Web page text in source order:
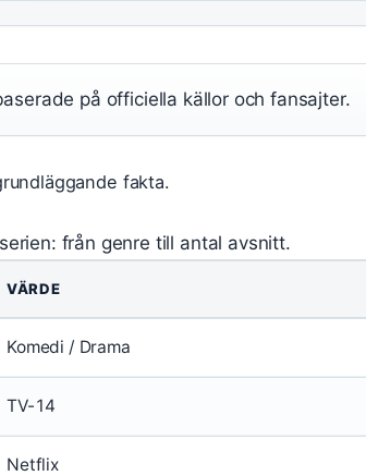
på officiella källor och fansajter.
fakta.
från genre till antal avsnitt.
VÄRDE
Komedi / Drama
TV-14
Netflix